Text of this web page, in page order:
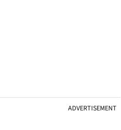
ADVERTISEMENT